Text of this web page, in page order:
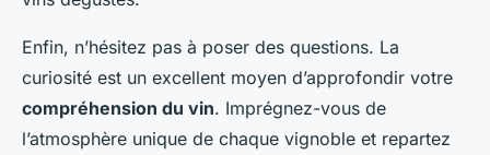
Enfin, n’hésitez pas à poser des questions. La
curiosité est un excellent moyen d’approfondir votre
compréhension du vin. Imprégnez-vous de
l’atmosphère unique de chaque vignoble et repartez